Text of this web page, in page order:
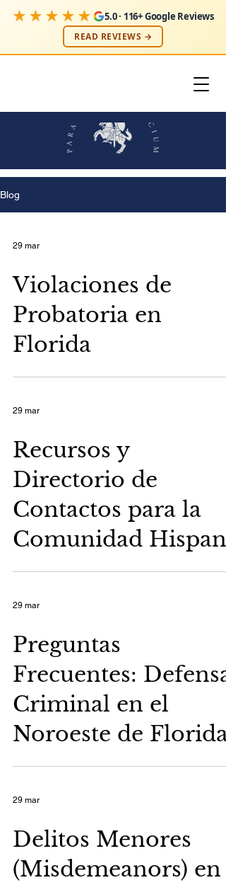
★★★★★ 5.0 · 116+ Google Reviews
READ REVIEWS →
Blog
29 mar
Violaciones de
Probatoria en
Florida
29 mar
Recursos y
Directorio de
Contactos para la
Comunidad Hispana
29 mar
Preguntas
Frecuentes: Defensa
Criminal en el
Noroeste de Florida
29 mar
Delitos Menores
(Misdemeanors) en